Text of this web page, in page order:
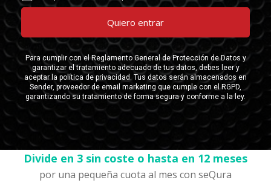
Divide en 3 sin coste o hasta en 12 meses
por una pequeña cuota al mes con seQura